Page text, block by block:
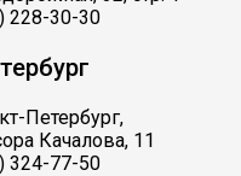
228-30-30
Петербург,
Качалова, 11
324-77-50